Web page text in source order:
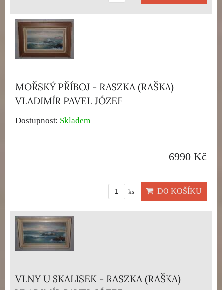
MOŘSKÝ PŘÍBOJ - RASZKA (RAŠKA)
VLADIMÍR PAVEL JÓZEF
Dostupnost: Skladem
6990 Kč
ks DO KOŠÍKU
VLNY U SKALISEK - RASZKA (RAŠKA)